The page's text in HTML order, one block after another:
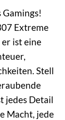
Extreme
er ist eine
Stell
jedes Detail
Macht, jede